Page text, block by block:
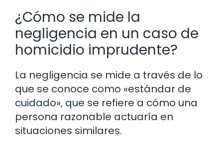
¿Cómo se mide la
negligencia en un caso de
homicidio imprudente?
La negligencia se mide a través de lo
que se conoce como «estándar de
cuidado», que se refiere a cómo una
persona razonable actuaría en
situaciones similares.